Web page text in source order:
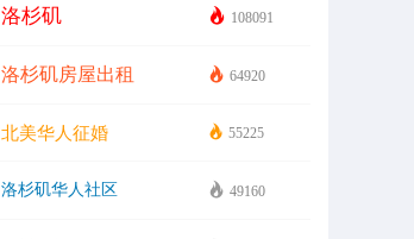
洛杉矶 108091
洛杉矶房屋出租 64920
北美华人征婚 55225
洛杉矶华人社区 49160